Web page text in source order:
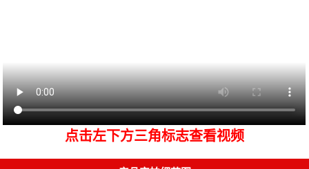
点击左下方三角标志查看视频